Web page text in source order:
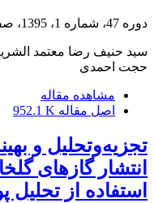
دوره 47، شماره 1، 1395، صفحه
سید حنیف رضا معتمد
حجت احمدی
مشاهده مقاله
اصل مقاله 952.1 K
تجزیه‌وتحلیل و
انتشار گازهای
استفاده از